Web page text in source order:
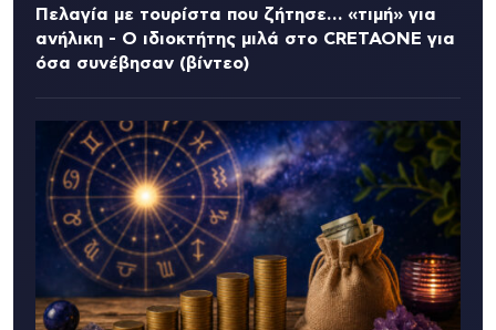
Πελαγία με τουρίστα που ζήτησε… «τιμή» για
ανήλικη - Ο ιδιοκτήτης μιλά στο CRETAONE για
όσα συνέβησαν (βίντεο)